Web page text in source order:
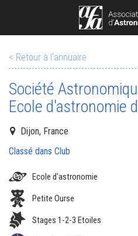
< Retour à l'annuaire
Société
Ecole d'astronomie
Dijon, France
Classé dans Club
Ecole d'astronomie
Petite Ourse
Stages 1-2-3 Etoiles